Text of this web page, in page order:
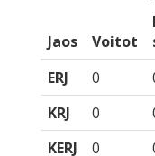
Jaos Voitot
ERJ
0
KRJ
0
KERJ
0